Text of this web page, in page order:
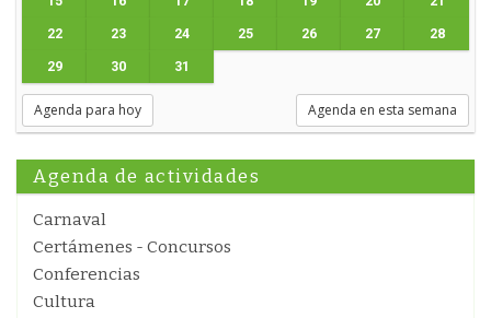
22 23 24 25 26 27 28
29 30 31
Agenda para hoy Agenda en esta semana
Agenda de actividades
Carnaval
Certámenes - Concursos
Conferencias
Cultura